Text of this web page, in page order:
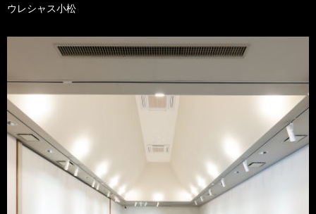
ウレシャス小松